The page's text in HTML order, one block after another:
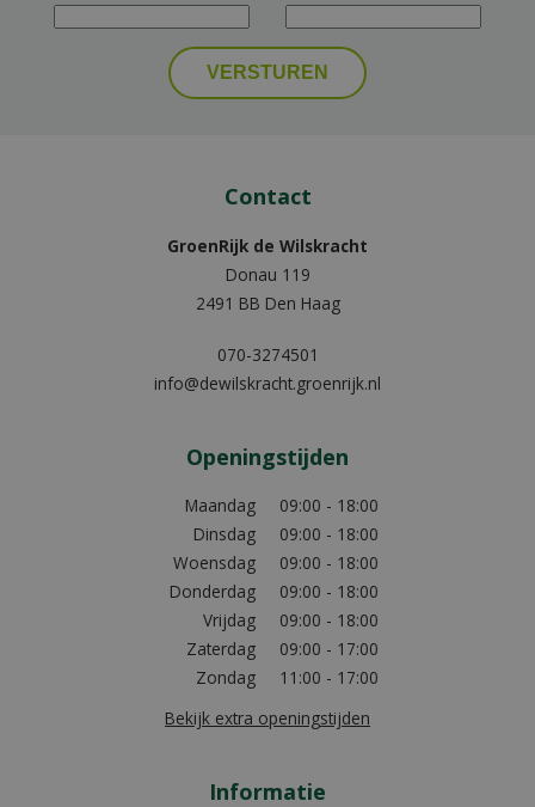
Contact
GroenRijk de Wilskracht
Donau 119
2491 BB Den Haag
070-3274501
info@dewilskracht.groenrijk.nl
Openingstijden
Maandag
09:00 - 18:00
Dinsdag
09:00 - 18:00
Woensdag
09:00 - 18:00
Donderdag
09:00 - 18:00
Vrijdag
09:00 - 18:00
Zaterdag
09:00 - 17:00
Zondag
11:00 - 17:00
Bekijk extra openingstijden
Informatie